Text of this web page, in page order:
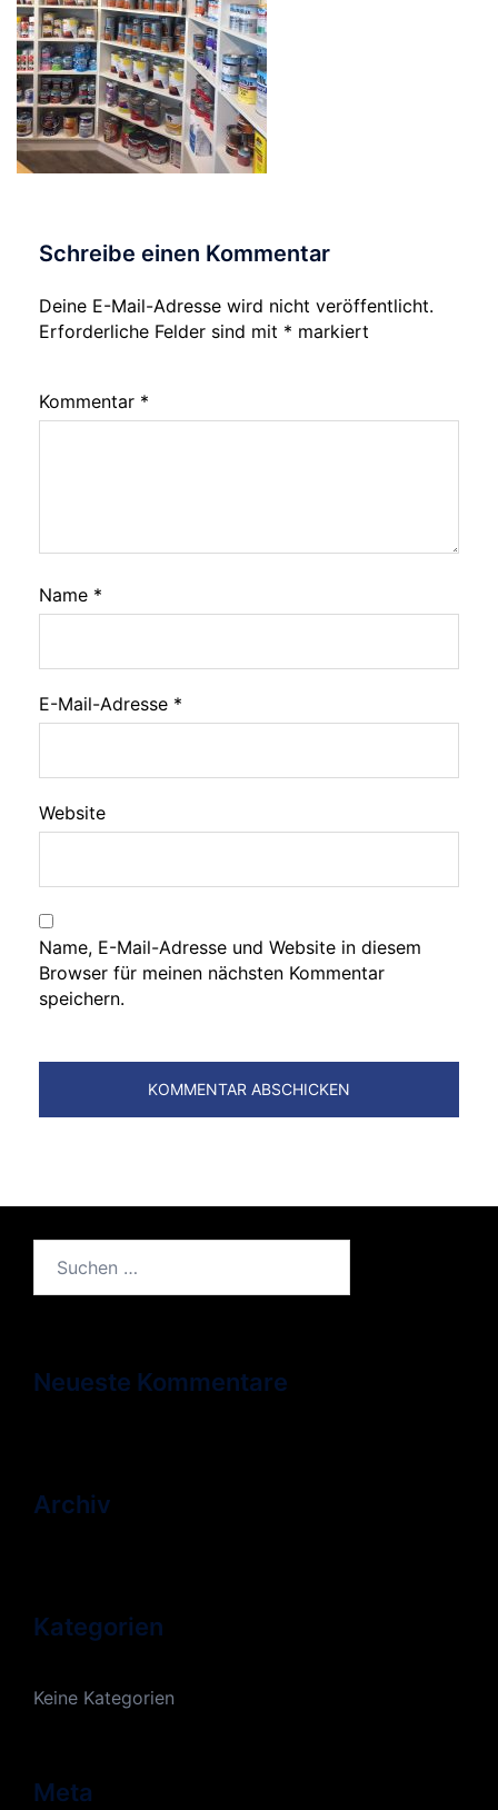
Schreibe einen Kommentar
Deine E-Mail-Adresse wird nicht veröffentlicht.
Erforderliche Felder sind mit * markiert
Kommentar *
Name *
E-Mail-Adresse *
Website
Name, E-Mail-Adresse und Website in diesem
Browser für meinen nächsten Kommentar
speichern.
nach:
Neueste Kommentare
Archiv
Kategorien
Keine Kategorien
Meta